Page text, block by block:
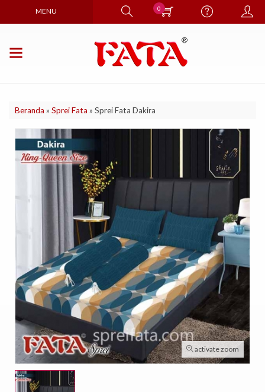
MENU 0
Beranda » Sprei Fata » Sprei Fata Dakira
activate zoom